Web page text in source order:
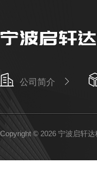
公司简介
Copyright © 2026 宁波启轩